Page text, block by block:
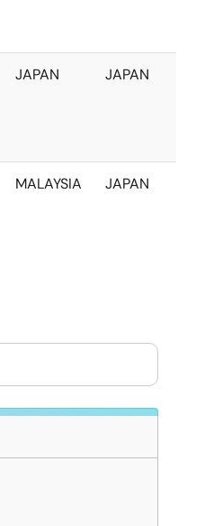
JAPAN JAPAN
MALAYSIA JAPAN